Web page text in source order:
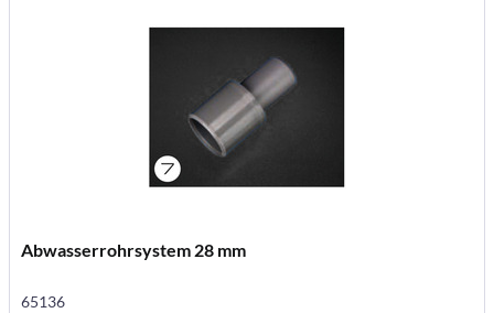
Abwasserrohrsystem 28 mm
65136